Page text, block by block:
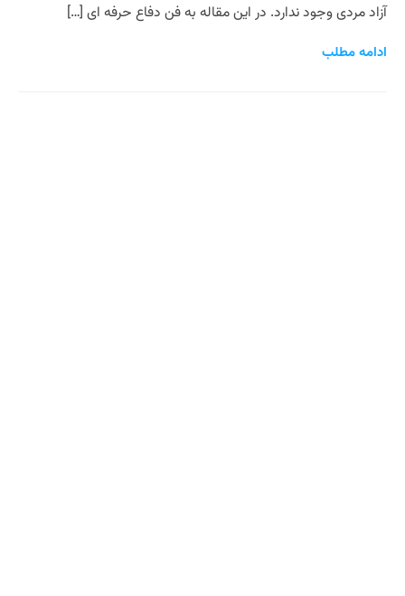
آزاد مردی وجود ندارد. در این مقاله به فن دفاع حرفه ای […]
ادامه مطلب